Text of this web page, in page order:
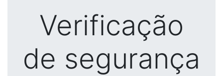
Verificação
de segurança